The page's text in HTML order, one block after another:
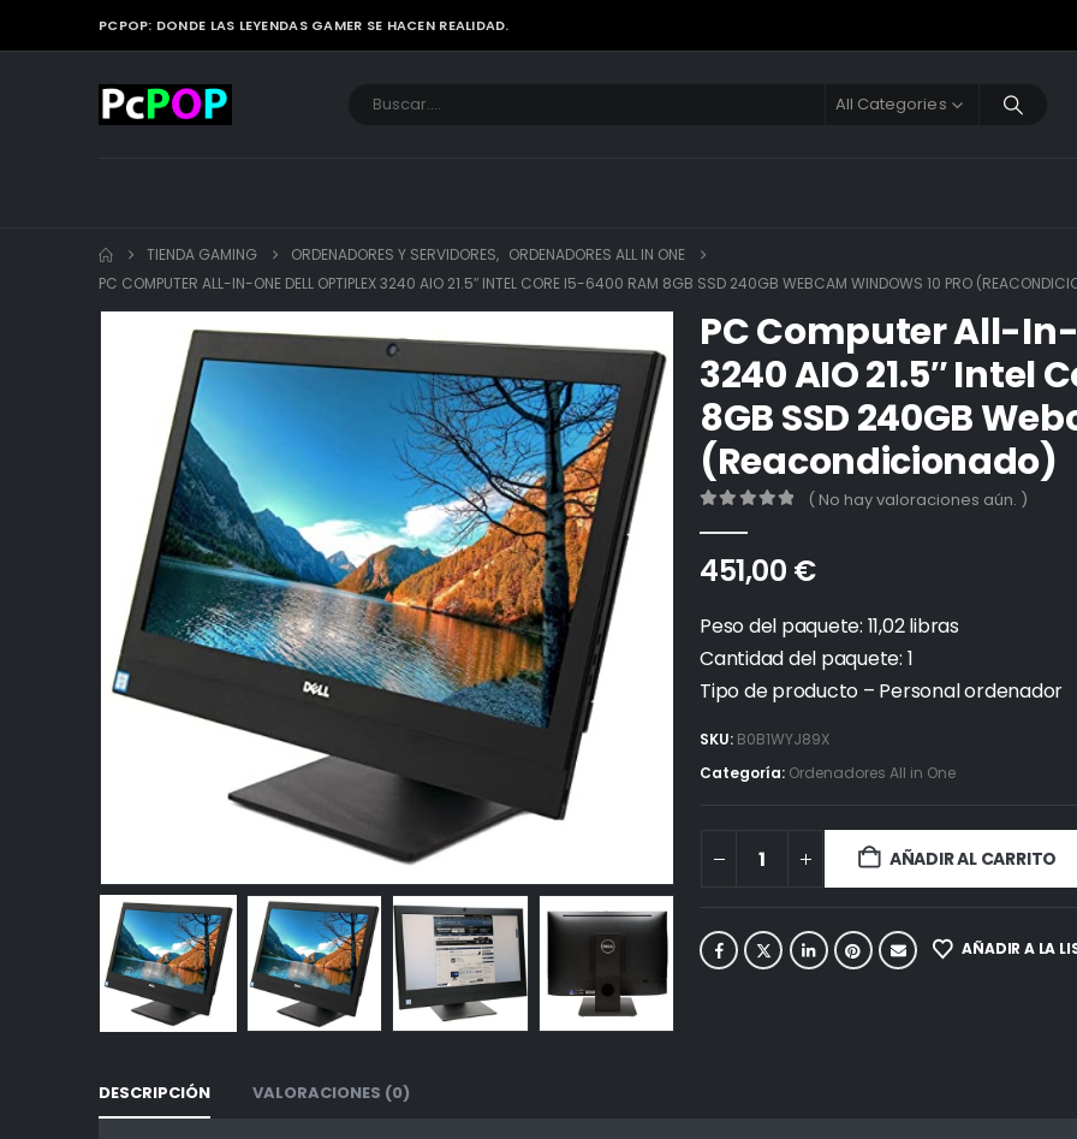
PCPOP: DONDE LAS LEYENDAS GAMER SE HACEN REALIDAD.
All Categories
TIENDA GAMING ORDENADORES Y SERVIDORES, ORDENADORES ALL IN ONE
PC COMPUTER ALL-IN-ONE DELL OPTIPLEX 3240 AIO 21.5″ INTEL CORE I5-6400 RAM 8GB SSD 240GB WEBCAM WINDOWS 10 PRO
PC Computer All-
3240 AIO 21.5″ Intel
8GB SSD 240GB
(Reacondicionado)
( No hay valoraciones aún. )
451,00 €
Peso del paquete: 11,02 libras
Cantidad del paquete: 1
Tipo de producto – Personal ordenador
SKU: B0B1WYJ89X
Categoría: Ordenadores All in One
AÑADIR AL CARRITO
AÑADIR A LA
DESCRIPCIÓN VALORACIONES (0)